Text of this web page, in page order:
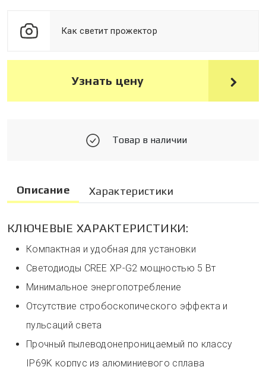
Как светит прожектор
Узнать цену
Товар в наличии
Описание Характеристики
КЛЮЧЕВЫЕ ХАРАКТЕРИСТИКИ:
Компактная и удобная для установки
Светодиоды CREE XP-G2 мощностью 5 Вт
Минимальное энергопотребление
Отсутствие стробоскопического эффекта и
пульсаций света
Прочный пылеводонепроницаемый по классу
IP69K корпус из алюминиевого сплава